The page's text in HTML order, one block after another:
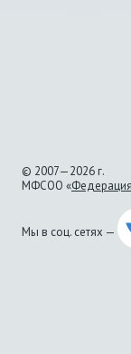
© 2007—2026 г.
МФСОО «
Мы в соц. сетях —